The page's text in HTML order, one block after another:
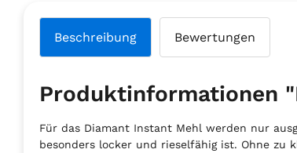
Beschreibung Bewertungen
Produktinformationen
Für das Diamant Instant Mehl werden nur
besonders locker und rieselfähig ist. Ohne zu